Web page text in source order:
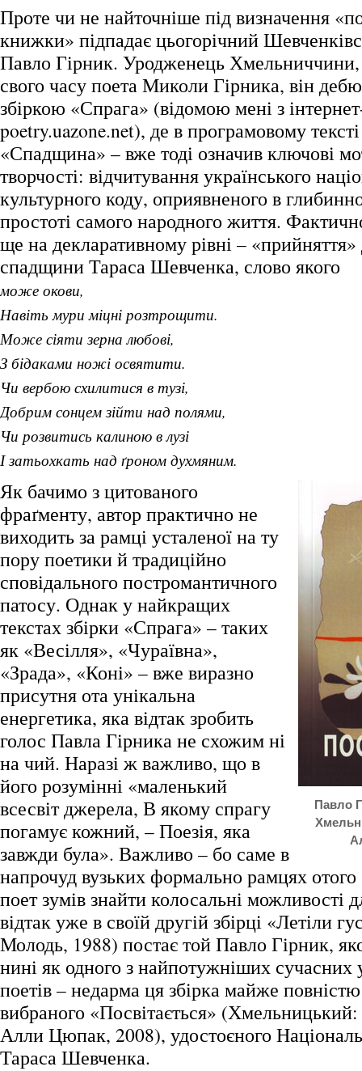
Проте чи не найточніше під визначення
книжки» підпадає цьогорічний
Павло Гірник. Уродженець Хмельниччини,
свого часу поета Миколи Гірника, він
збіркою «Спрага» (відомою мені з
poetry.uazone.net), де в програмовому
«Спадщина» – вже тоді означив ключові
творчості: відчитування українського
культурного коду, оприявненого в
простоті самого народного життя.
ще на декларативному рівні – «прийняття»
спадщини Тараса Шевченка, слово якого
може окови,
Навіть мури міцні розтрощити.
Може сіяти зерна любові,
З бідаками ножі освятити.
Чи вербою схилитися в тузі,
Добрим сонцем зійти над полями,
Чи розвитись калиною в лузі
І затьохкать над ґроном духмяним.
Павло
Як бачимо з цитованого
фраґменту, автор практично не
виходить за рамці усталеної на ту
пору поетики й традиційно
сповідального постромантичного
патосу. Однак у найкращих
текстах збірки «Спрага» – таких
як «Весілля», «Чураївна»,
«Зрада», «Коні» – вже виразно
присутня ота унікальна
енергетика, яка відтак зробить
голос Павла Гірника не схожим ні
на чий. Наразі ж важливо, що в
його розумінні «маленький
всесвіт джерела, В якому спрагу
погамує кожний, – Поезія, яка
завжди була». Важливо – бо саме в
напрочуд вузьких формально рамцях
поет зумів знайти колосальні можливості
відтак уже в своїй другій збірці «Летіли
Молодь, 1988) постає той Павло Гірник,
нині як одного з найпотужніших сучасних
поетів – недарма ця збірка майже
вибраного «Посвітається»
Алли Цюпак, 2008), удостоєного
Тараса Шевченка.